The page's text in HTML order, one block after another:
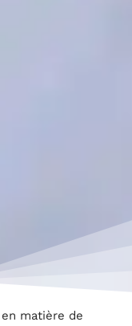
matière de